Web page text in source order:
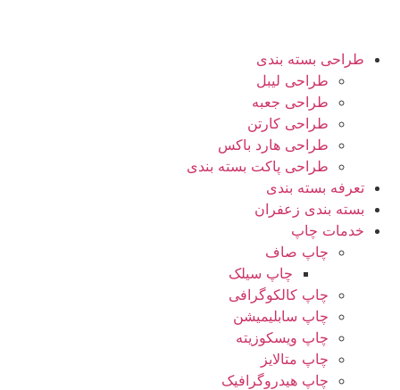
طراحی بسته بندی
طراحی لیبل
طراحی جعبه
طراحی کارتن
طراحی هارد باکس
طراحی پاکت بسته بندی
تعرفه بسته بندی
بسته بندی زعفران
خدمات چاپ
چاپ صاف
چاپ سیلک
چاپ کالکوگرافی
چاپ سابلیمیشن
چاپ ویسکوزیته
چاپ متالایز
چاپ هیدروگرافیک